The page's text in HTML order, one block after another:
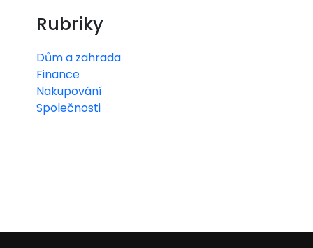
Rubriky
Dům a zahrada
Finance
Nakupování
Společnosti